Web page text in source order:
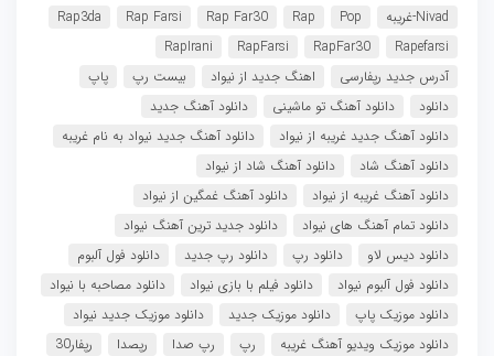
Nivad-غریبه
Pop
Rap
Rap Far30
Rap Farsi
Rap3da
Rapefarsi
RapFar30
RapFarsi
RapIrani
آدرس جدید رپفارسی
اهنگ جدید از نیواد بیست رپ
پاپ
دانلود
دانلود آهنگ تو ماشینی
دانلود آهنگ جدید
دانلود آهنگ جدید غریبه از نیواد
دانلود آهنگ جدید نیواد به نام غریبه
دانلود آهنگ شاد
دانلود آهنگ شاد از نیواد
دانلود آهنگ غریبه از نیواد
دانلود آهنگ غمگین از نیواد
دانلود تمام آهنگ های نیواد
دانلود جدید ترین آهنگ نیواد
دانلود دیس لاو
دانلود رپ دانلود رپ جدید
دانلود فول آلبوم
دانلود فول آلبوم نیواد
دانلود فیلم با بازی نیواد
دانلود مصاحبه با نیواد
دانلود موزیک پاپ
دانلود موزیک جدید
دانلود موزیک جدید نیواد
دانلود موزیک ویدیو آهنگ غریبه
رپ رپ صدا رپصدا
رپفار30